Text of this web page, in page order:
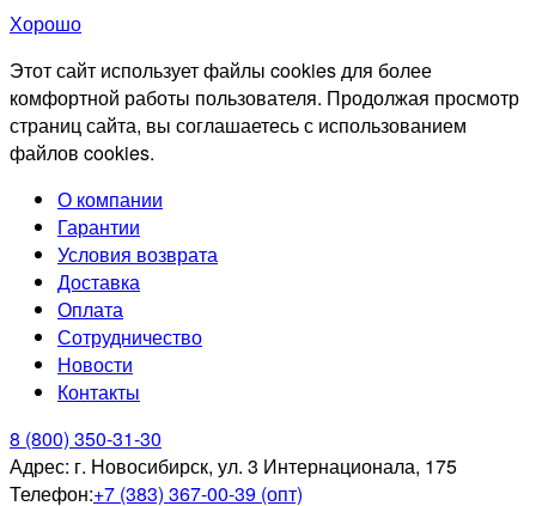
Хорошо
Этот сайт использует файлы cookies для более
комфортной работы пользователя. Продолжая просмотр
страниц сайта, вы соглашаетесь с использованием
файлов cookies.
О компании
Гарантии
Условия возврата
Доставка
Оплата
Сотрудничество
Новости
Контакты
8 (800) 350-31-30
Адрес: г. Новосибирск, ул. 3 Интернационала, 175
Телефон:+7 (383) 367-00-39 (опт)